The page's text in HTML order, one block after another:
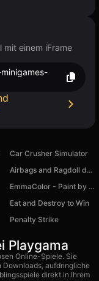
mit einem iFrame
Car Crusher Simulator
Airbags and Ragdoll dummies in cars
EmmaColor - Paint by Numbers
Eat and Destroy to Win
Penalty Strike
Playgama
Online-Spiele. Sie
Downloads, aufdringliche
direkt in Ihrem